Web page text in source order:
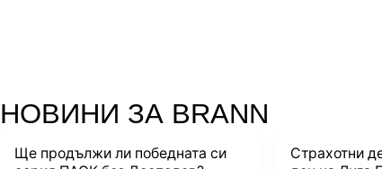
НОВИНИ ЗА BRANN
Ще продължи ли победната си
Страхотни